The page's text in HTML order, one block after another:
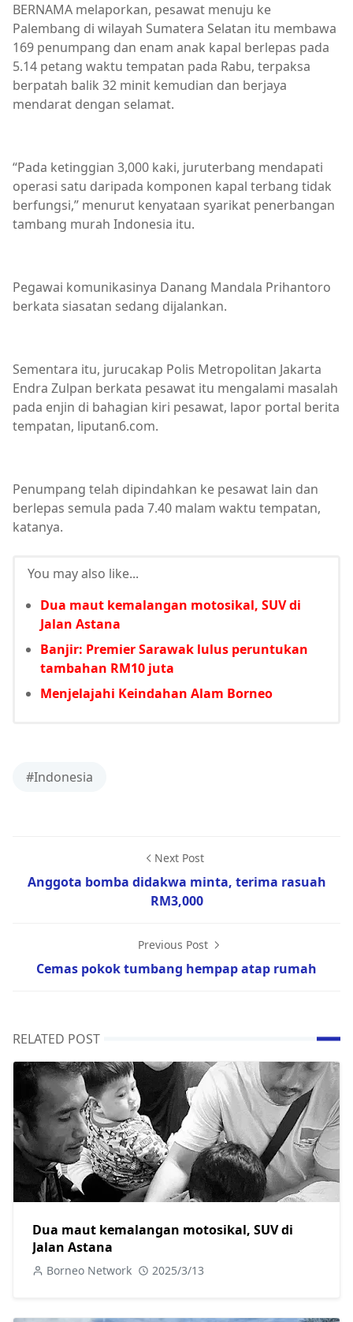
BERNAMA melaporkan, pesawat menuju ke
Palembang di wilayah Sumatera Selatan itu membawa
169 penumpang dan enam anak kapal berlepas pada
5.14 petang waktu tempatan pada Rabu, terpaksa
berpatah balik 32 minit kemudian dan berjaya
mendarat dengan selamat.
“Pada ketinggian 3,000 kaki, juruterbang mendapati
operasi satu daripada komponen kapal terbang tidak
berfungsi,” menurut kenyataan syarikat penerbangan
tambang murah Indonesia itu.
Pegawai komunikasinya Danang Mandala Prihantoro
berkata siasatan sedang dijalankan.
Sementara itu, jurucakap Polis Metropolitan Jakarta
Endra Zulpan berkata pesawat itu mengalami masalah
pada enjin di bahagian kiri pesawat, lapor portal berita
tempatan, liputan6.com.
Penumpang telah dipindahkan ke pesawat lain dan
berlepas semula pada 7.40 malam waktu tempatan,
katanya.
You may also like...
Dua maut kemalangan motosikal, SUV di
Jalan Astana
Banjir: Premier Sarawak lulus peruntukan
tambahan RM10 juta
Menjelajahi Keindahan Alam Borneo
#Indonesia
Next Post
Anggota bomba didakwa minta, terima rasuah
RM3,000
Previous Post
Cemas pokok tumbang hempap atap rumah
RELATED POST
Dua maut kemalangan motosikal, SUV di
Jalan Astana
Borneo Network 2025/3/13